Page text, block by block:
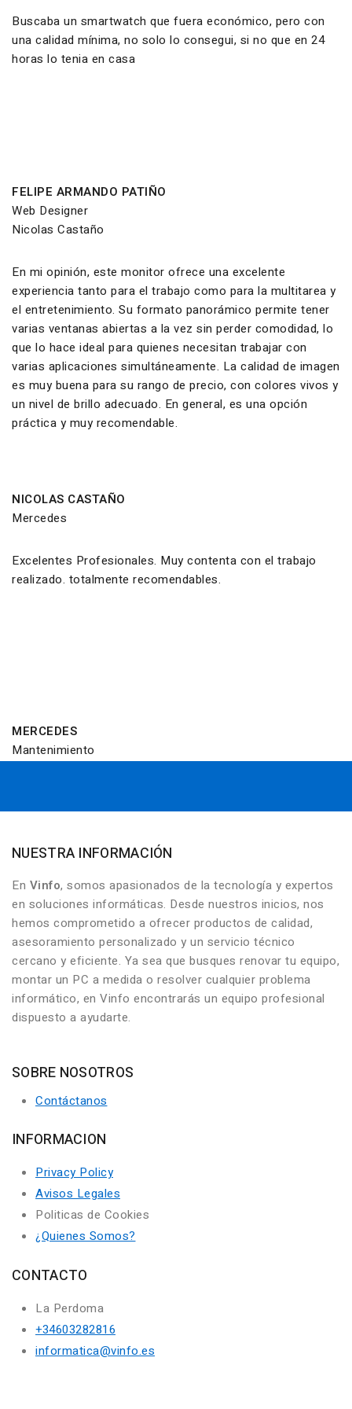
Buscaba un smartwatch que fuera económico, pero con
una calidad mínima, no solo lo consegui, si no que en 24
horas lo tenia en casa
FELIPE ARMANDO PATIÑO
Web Designer
Nicolas Castaño
En mi opinión, este monitor ofrece una excelente
experiencia tanto para el trabajo como para la multitarea y
el entretenimiento. Su formato panorámico permite tener
varias ventanas abiertas a la vez sin perder comodidad, lo
que lo hace ideal para quienes necesitan trabajar con
varias aplicaciones simultáneamente. La calidad de imagen
es muy buena para su rango de precio, con colores vivos y
un nivel de brillo adecuado. En general, es una opción
práctica y muy recomendable.
NICOLAS CASTAÑO
Mercedes
Excelentes Profesionales. Muy contenta con el trabajo
realizado. totalmente recomendables.
MERCEDES
Mantenimiento
NUESTRA INFORMACIÓN
En Vinfo, somos apasionados de la tecnología y expertos
en soluciones informáticas. Desde nuestros inicios, nos
hemos comprometido a ofrecer productos de calidad,
asesoramiento personalizado y un servicio técnico
cercano y eficiente. Ya sea que busques renovar tu equipo,
montar un PC a medida o resolver cualquier problema
informático, en Vinfo encontrarás un equipo profesional
dispuesto a ayudarte.
SOBRE NOSOTROS
Contáctanos
INFORMACION
Privacy Policy
Avisos Legales
Politicas de Cookies
¿Quienes Somos?
CONTACTO
La Perdoma
+34603282816
informatica@vinfo.es